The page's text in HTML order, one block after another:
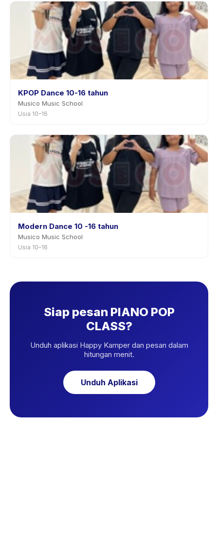
KPOP Dance 10-16 tahun
Musico Music School
Usia 10–16
Modern Dance 10 -16 tahun
Musico Music School
Usia 10–16
Siap pesan PIANO POP
CLASS?
Unduh aplikasi Happy Kamper dan pesan dalam
hitungan menit.
Unduh Aplikasi